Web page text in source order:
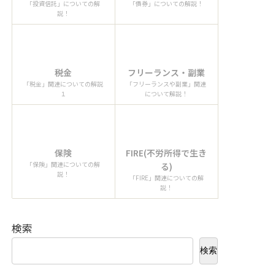
「投資信託」についての解
説！
「債券」についての解説！
税金
「税金」関連についての解説
１
フリーランス・副業
「フリーランスや副業」関連
について解説！
保険
「保険」関連についての解
説！
FIRE(不労所得で生き
る)
「FIRE」関連についての解
説！
検索
検索